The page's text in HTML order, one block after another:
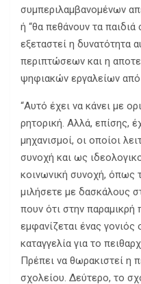
συμπεριλαμβανομένων
ή “θα πεθάνουν τα παιδιά
εξεταστεί η δυνατότητα
περιπτώσεων και η
ψηφιακών εργαλείων από
“Αυτό έχει να κάνει με
ρητορική. Αλλά, επίσης,
μηχανισμοί, οι οποίοι
συνοχή και ως
κοινωνική συνοχή, όπως
μιλήσετε με δασκάλους
πουν ότι στην παραμικρή
εμφανίζεται ένας γονιός
καταγγελία για το
Πρέπει να θωρακιστεί η
σχολείου. Δεύτερο, το